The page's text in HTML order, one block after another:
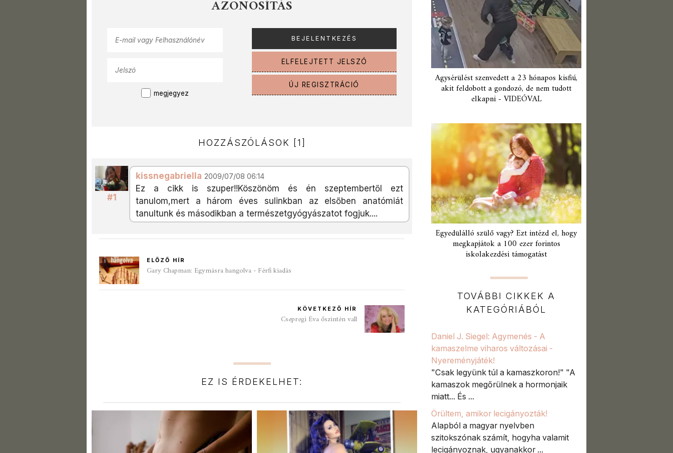
AZONOSÍTÁS
megjegyez
ELFELEJTETT JELSZÓ
ÚJ REGISZTRÁCIÓ
HOZZÁSZÓLÁSOK [1]
#1
kissnegabriella 2009/07/08 06:14
Ez a cikk is szuper!!Köszönöm és én szeptembertől ezt
tanulom,mert a három éves sulinkban az elsőben anatómiát
tanultunk és másodikban a természetgyógyászatot fogjuk....
ELŐZŐ HÍR
Gary Chapman: Egymásra hangolva - Férfi kiadás
KÖVETKEZŐ HÍR
Csepregi Éva őszintén vall
EZ IS ÉRDEKELHET:
Agysérülést szenvedett a 23 hónapos kisfiú,
akit feldobott a gondozó, de nem tudott
elkapni - VIDEÓVAL
Egyedülálló szülő vagy? Ezt intézd el, hogy
megkapjátok a 100 ezer forintos
iskolakezdési támogatást
TOVÁBBI CIKKEK A
KATEGÓRIÁBÓL
Daniel J. Siegel: Agymenés - A
kamaszelme viharos változásai -
Nyereményjáték!
"Csak legyünk túl a kamaszkoron!" "A
kamaszok megőrülnek a hormonjaik
miatt... És ...
Örültem, amikor lecigányozták!
Alapból a magyar nyelvben
szitokszónak számít, hogyha valamit
lecigányoznak, ugyanakkor ...